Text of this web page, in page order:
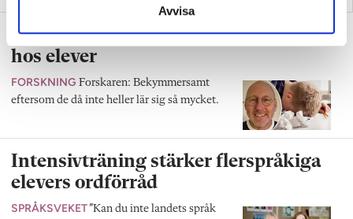
Avvisa
Därför väcker skrivuppgifter motvilja
hos elever
FORSKNING Forskaren: Bekymmersamt
eftersom de då inte heller lär sig så mycket.
Intensivträning stärker flerspråkiga
elevers ordförråd
SPRÅKSVEKET”Kan du inte landets språk